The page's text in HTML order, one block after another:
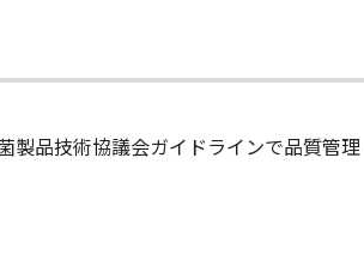
製品技術協議会ガイドラインで品質管